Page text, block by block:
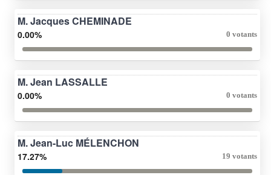
M. Jacques CHEMINADE
0.00% 0 votants
M. Jean LASSALLE
0.00% 0 votants
M. Jean-Luc MÉLENCHON
17.27% 19 votants